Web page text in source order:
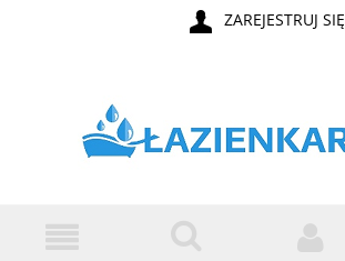
ZAREJESTRUJ SIĘ